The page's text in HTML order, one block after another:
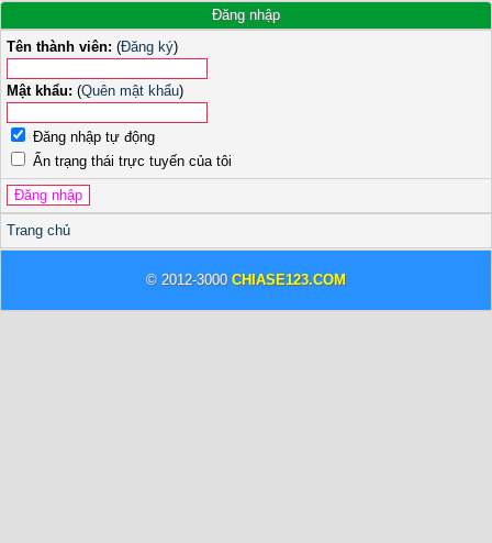
Đăng nhập
Tên thành viên: (Đăng ký)
Mật khẩu: (Quên mật khẩu)
Đăng nhập tự động
Ẩn trạng thái trực tuyến của tôi
Trang chủ
© 2012-3000 CHIASE123.COM